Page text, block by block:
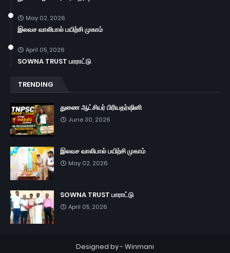
May 02, 2026
இலவச வாலிபால் பயிற்சி முகாம்
April 05, 2026
SOWNA TRUST பாராட்டு
TRENDING
துணை ஆட்சியர் பிரியதர்ஷினி
June 30, 2026
இலவச வாலிபால் பயிற்சி முகாம்
May 02, 2026
SOWNA TRUST பாராட்டு
April 05, 2026
Designed by - Winmani